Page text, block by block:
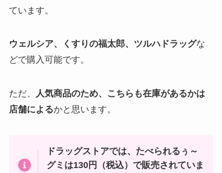
ています。
ウェルシア、くすりの福太郎、ツルハドラッグな
どで購入可能です。
ただ、
人気商品のため、こちらも在庫があるかは
店舗によるかと思います。
ドラッグストアでは、 たべられるぅ～
グミは130円（税込）で販売されていま